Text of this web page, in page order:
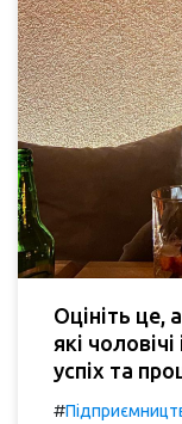
Оцініть це,
які
успіх та
#